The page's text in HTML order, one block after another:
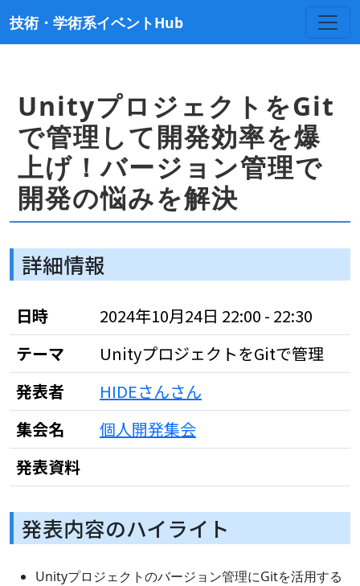
技術・学術系イベントHub
UnityプロジェクトをGit
で管理して開発効率を爆
上げ！バージョン管理で
開発の悩みを解決
詳細情報
日時
2024年10月24日 22:00 - 22:30
テーマ
UnityプロジェクトをGitで管理
発表者
HIDEさんさん
集会名
個人開発集会
発表資料
発表内容のハイライト
Unityプロジェクトのバージョン管理にGitを活用する